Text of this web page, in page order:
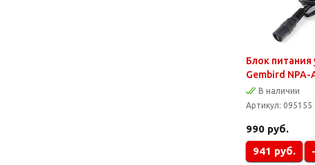
Блок питания
Gembird NPA-
В наличии
Артикул: 095155
990 руб.
941 руб.